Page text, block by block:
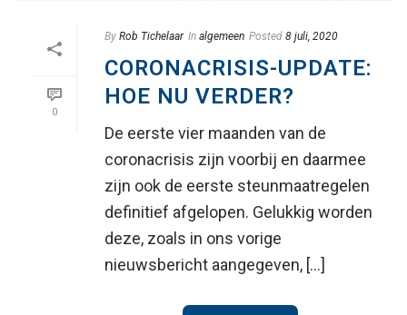
0
By Rob Tichelaar In algemeen Posted 8 juli, 2020
CORONACRISIS-UPDATE:
HOE NU VERDER?
De eerste vier maanden van de
coronacrisis zijn voorbij en daarmee
zijn ook de eerste steunmaatregelen
definitief afgelopen. Gelukkig worden
deze, zoals in ons vorige
nieuwsbericht aangegeven, [...]